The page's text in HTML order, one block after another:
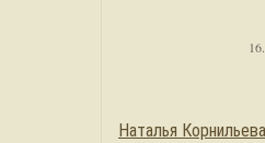
Наталья